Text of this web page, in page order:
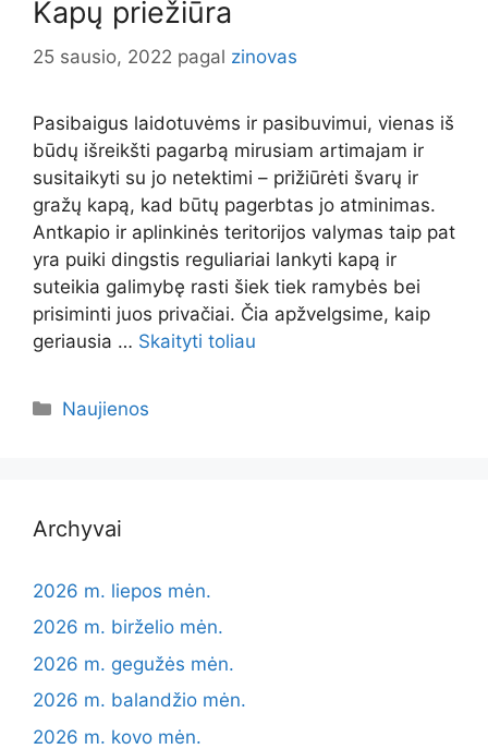
Kapų priežiūra
25 sausio, 2022 pagal zinovas
Pasibaigus laidotuvėms ir pasibuvimui, vienas iš
būdų išreikšti pagarbą mirusiam artimajam ir
susitaikyti su jo netektimi – prižiūrėti švarų ir
gražų kapą, kad būtų pagerbtas jo atminimas.
Antkapio ir aplinkinės teritorijos valymas taip pat
yra puiki dingstis reguliariai lankyti kapą ir
suteikia galimybę rasti šiek tiek ramybės bei
prisiminti juos privačiai. Čia apžvelgsime, kaip
geriausia … Skaityti toliau
Kategorijos
Naujienos
Archyvai
2026 m. liepos mėn.
2026 m. birželio mėn.
2026 m. gegužės mėn.
2026 m. balandžio mėn.
2026 m. kovo mėn.